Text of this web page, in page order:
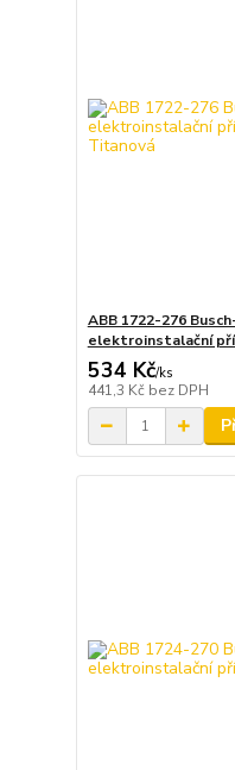
ABB 1722-276
elektroinstalační
534 Kč/ks
441,3 Kč bez DPH